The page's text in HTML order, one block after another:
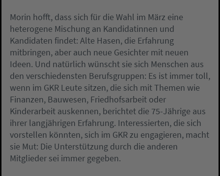
Morin hofft, dass sich für die Wahl im März eine
heterogene Mischung an Kandidatinnen und
Kandidaten findet: Alte Hasen, die Erfahrung
mitbringen, aber auch neue Gesichter mit neuen
Ideen. Und natürlich wünscht sie sich Menschen aus
den verschiedensten Berufsgruppen: Es ist immer toll,
wenn im GKR Leute sitzen, die sich mit Themen wie
Finanzen, Bauwesen, Friedhofsarbeit oder
Kinderarbeit auskennen, berichtet die 75-Jährige aus
ihrer langjährigen Erfahrung. Interessierten, die sich
vorstellen könnten, sich im GKR zu engagieren, macht
sie Mut: Die Unterstützung durch die anderen
Mitglieder sei immer gegeben.